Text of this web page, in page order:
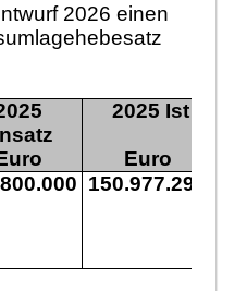
2026 einen
2025 Ist
Euro
150.977.291